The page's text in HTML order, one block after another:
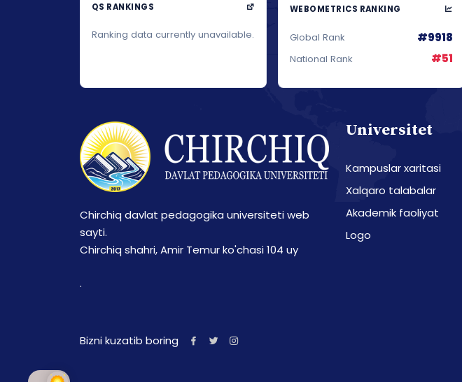
QS RANKINGS
Ranking data currently unavailable.
WEBOMETRICS RANKING
Global Rank #9918
National Rank #51
Chirchiq davlat pedagogika universiteti web
sayti.
Chirchiq shahri, Amir Temur ko'chasi 104 uy
.
Universitet
Kampuslar xaritasi
Xalqaro talabalar
Akademik faoliyat
Logo
Bizni kuzatib boring